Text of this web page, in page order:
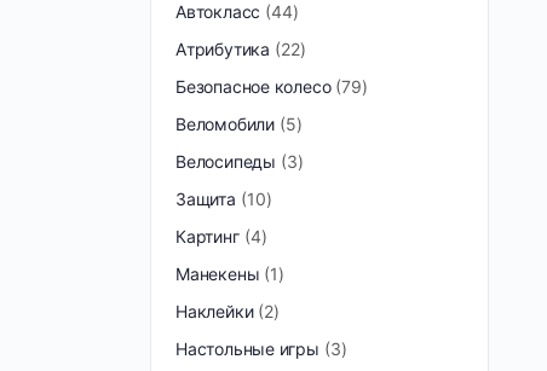
Автокласс 44
Атрибутика
22
Безопасное колесо 79
Веломобили 5
Велосипеды
3
Защита
10
Картинг 4
Манекены 1
Наклейки 2
Настольные игры
3